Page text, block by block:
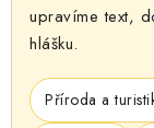
upravíme text,
hlášku.
Příroda a